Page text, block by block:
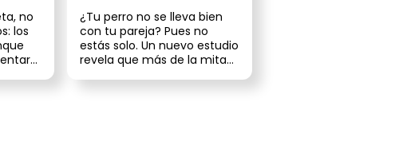
no
los
¿Tu perro no se lleva bien
con tu pareja? Pues no
estás solo. Un nuevo estudio
revela que más de la mitad